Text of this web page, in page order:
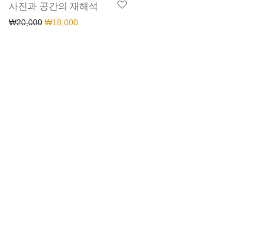
사진과 공간의 재해석
₩20,000 ₩18,000